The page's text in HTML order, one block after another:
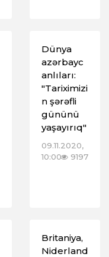
Dünya
azərbayc
anlıları:
"Tariximizi
n şərəfli
gününü
yaşayırıq"
09.11.2020,
10:00
9197
Britaniya,
Niderland